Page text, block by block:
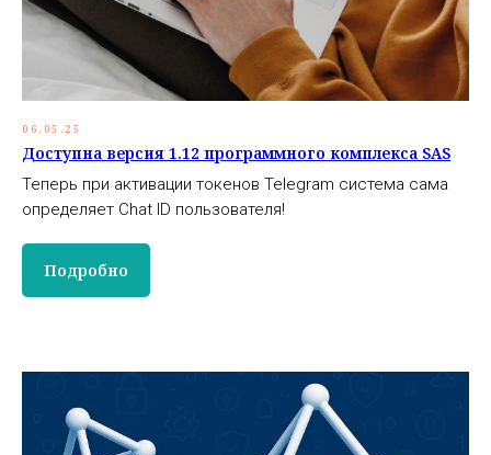
06.05.25
Доступна версия 1.12 программного комплекса SAS
Теперь при активации токенов Telegram система сама
определяет Chat ID пользователя!
Подробно